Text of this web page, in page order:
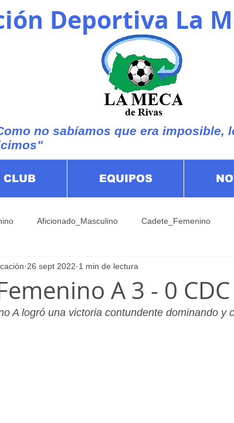
Deportiva La
no sabíamos que era imposible,
CLUB EQUIPOS
Aficionado_Masculino Cadete_Femenino
Juvenil_Femenino
Juvenil_Masculino Alevin_Masculino Psicología
A 3 - 0
26 sept 2022 1 min de lectura
A logró una victoria contundente dominando y